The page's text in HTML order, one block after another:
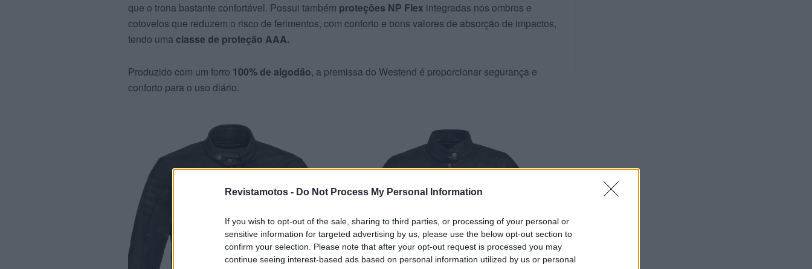
Revistamotos - Do Not Process My Personal Information
If you wish to opt-out of the sale, sharing to third parties, or processing of your personal or
sensitive information for targeted advertising by us, please use the below opt-out section to
confirm your selection. Please note that after your opt-out request is processed you may
continue seeing interest-based ads based on personal information utilized by us or personal
que o trona bastante confortável. Possui também proteções NP Flex integradas nos ombros e
cotovelos que reduzem o risco de ferimentos, com conforto e bons valores de absorção de impactos,
tendo uma classe de proteção AAA.
Produzido com um forro 100% de algodão, a premissa do Westend é proporcionar segurança e
conforto para o uso diário.